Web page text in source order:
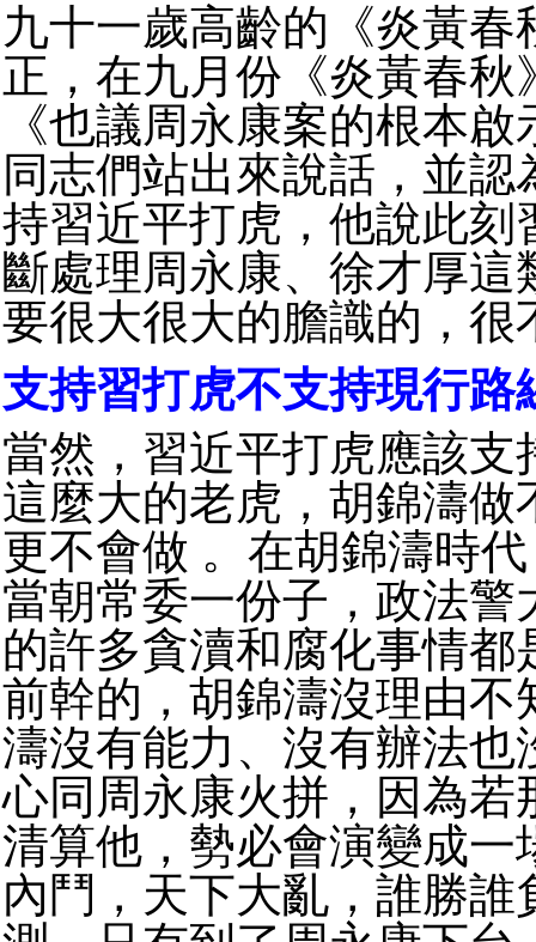
九十一歲高齡的《炎黃春
正，在九月份《炎黃春秋
《也議周永康案的根本
同志們站出來說話，並認
持習近平打虎，他說此刻
斷處理周永康、徐才厚這
要很大很大的膽識的，很
支持習打虎不支持現行路
當然，習近平打虎應該支
這麼大的老虎，胡錦濤做
更不會做 。在胡錦濤時
當朝常委一份子，政法警
的許多貪瀆和腐化事情都
前幹的，胡錦濤沒理由不
濤沒有能力、沒有辦法也
心同周永康火拼，因為若
清算他，勢必會演變成一
內鬥，天下大亂，誰勝誰